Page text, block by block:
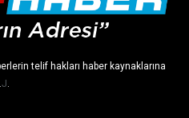
telif hakları haber kaynaklarına
J.